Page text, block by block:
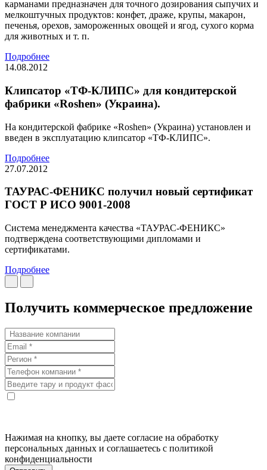
карманами предназначен для точного дозирования сыпучих и
мелкоштучных продуктов: конфет, драже, крупы, макарон,
печенья, орехов, замороженных овощей и ягод, сухого корма
для животных и т. п.
Подробнее
14.08.2012
Клипсатор «ТФ-КЛИПС» для кондитерской
фабрики «Roshen» (Украина).
На кондитерской фабрике «Roshen» (Украина) установлен и
введен в эксплуатацию клипсатор «ТФ-КЛИПС».
Подробнее
27.07.2012
ТАУРАС-ФЕНИКС получил новый сертификат
ГОСТ Р ИСО 9001-2008
Система менеджмента качества «ТАУРАС-ФЕНИКС»
подтверждена соответствующими дипломами и
сертификатами.
Подробнее
Получить коммерческое предложение
Нажимая на кнопку, вы даете согласие на обработку
персональных данных и соглашаетесь с политикой
конфиденциальности